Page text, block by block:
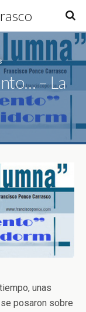
– La
unas
posaron sobre